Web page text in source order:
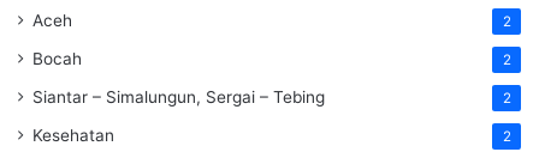
Aceh 2
Bocah 2
Siantar – Simalungun, Sergai – Tebing 2
Kesehatan 2